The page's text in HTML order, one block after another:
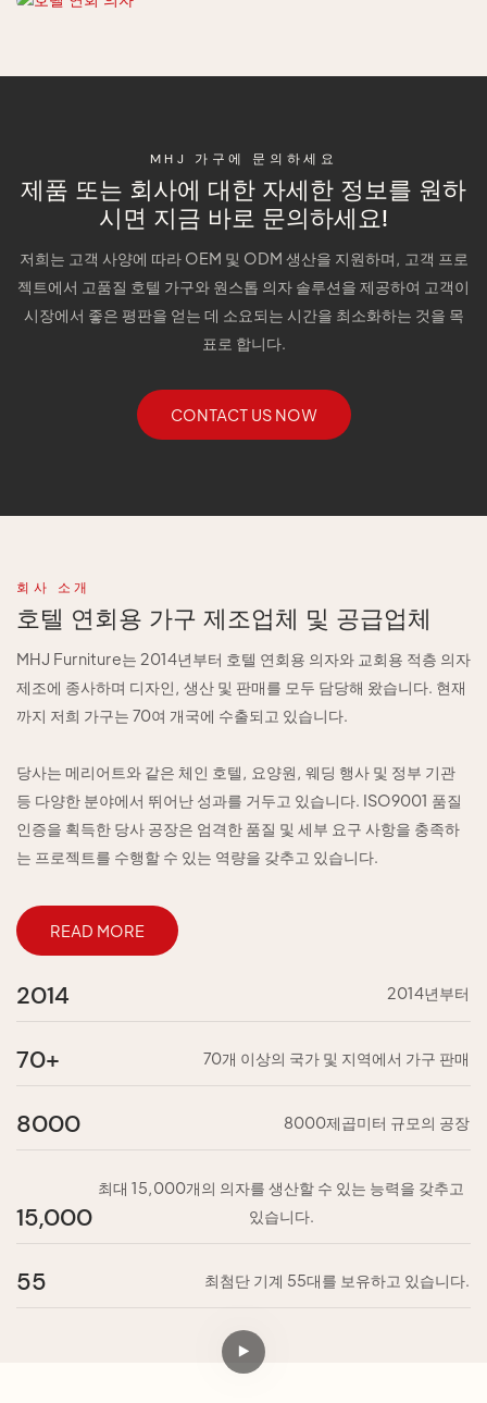
MHJ 가구에 문의하세요
제품 또는 회사에 대한 자세한 정보를 원하
시면 지금 바로 문의하세요!
저희는 고객 사양에 따라 OEM 및 ODM 생산을 지원하며, 고객 프로
젝트에서 고품질 호텔 가구와 원스톱 의자 솔루션을 제공하여 고객이
시장에서 좋은 평판을 얻는 데 소요되는 시간을 최소화하는 것을 목
표로 합니다.
CONTACT US NOW
회사 소개
호텔 연회용 가구 제조업체 및 공급업체
MHJ Furniture는 2014년부터 호텔 연회용 의자와 교회용 적층 의자
제조에 종사하며 디자인, 생산 및 판매를 모두 담당해 왔습니다. 현재
까지 저희 가구는 70여 개국에 수출되고 있습니다.
당사는 메리어트와 같은 체인 호텔, 요양원, 웨딩 행사 및 정부 기관
등 다양한 분야에서 뛰어난 성과를 거두고 있습니다. ISO9001 품질
인증을 획득한 당사 공장은 엄격한 품질 및 세부 요구 사항을 충족하
는 프로젝트를 수행할 수 있는 역량을 갖추고 있습니다.
READ MORE
2014 2014년부터
70+ 70개 이상의 국가 및 지역에서 가구 판매
8000 8000제곱미터 규모의 공장
15,000
최대 15,000개의 의자를 생산할 수 있는 능력을 갖추고
있습니다.
55 최첨단 기계 55대를 보유하고 있습니다.